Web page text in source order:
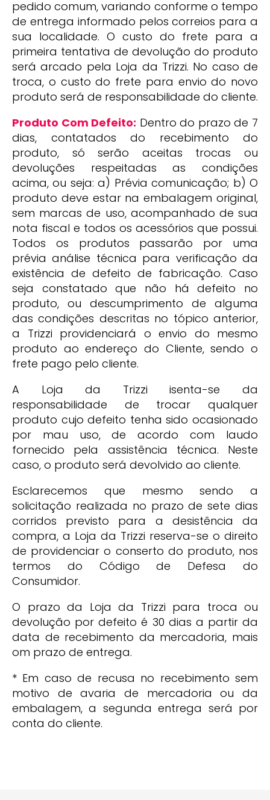
pedido comum, variando conforme o tempo
de entrega informado pelos correios para a
sua localidade. O custo do frete para a
primeira tentativa de devolução do produto
será arcado pela Loja da Trizzi. No caso de
troca, o custo do frete para envio do novo
produto será de responsabilidade do cliente.
Produto Com Defeito: Dentro do prazo de 7
dias, contatados do recebimento do
produto, só serão aceitas trocas ou
devoluções respeitadas as condições
acima, ou seja: a) Prévia comunicação; b) O
produto deve estar na embalagem original,
sem marcas de uso, acompanhado de sua
nota fiscal e todos os acessórios que possui.
Todos os produtos passarão por uma
prévia análise técnica para verificação da
existência de defeito de fabricação. Caso
seja constatado que não há defeito no
produto, ou descumprimento de alguma
das condições descritas no tópico anterior,
a Trizzi providenciará o envio do mesmo
produto ao endereço do Cliente, sendo o
frete pago pelo cliente.
A Loja da Trizzi isenta-se da
responsabilidade de trocar qualquer
produto cujo defeito tenha sido ocasionado
por mau uso, de acordo com laudo
fornecido pela assistência técnica. Neste
caso, o produto será devolvido ao cliente.
Esclarecemos que mesmo sendo a
solicitação realizada no prazo de sete dias
corridos previsto para a desistência da
compra, a Loja da Trizzi reserva-se o direito
de providenciar o conserto do produto, nos
termos do Código de Defesa do
Consumidor.
O prazo da Loja da Trizzi para troca ou
devolução por defeito é 30 dias a partir da
data de recebimento da mercadoria, mais
om prazo de entrega.
* Em caso de recusa no recebimento sem
motivo de avaria de mercadoria ou da
embalagem, a segunda entrega será por
conta do cliente.